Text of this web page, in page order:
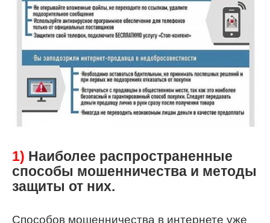
1) Наиболее распространенные
способы мошенничества и методы
защиты от них.
Способов мошенничества в интернете уже